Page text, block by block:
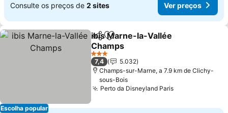
Consulte os preços de 2 sites Ver preços
Escolha popular
PartilharAdicionar aos favoritos
ibis Marne-la-Vallée
Champs
3 Estrelas
7,4
5.032
Champs-sur-Marne, a 7.9 km de Clichy-
sous-Bois
Perto da Disneyland Paris